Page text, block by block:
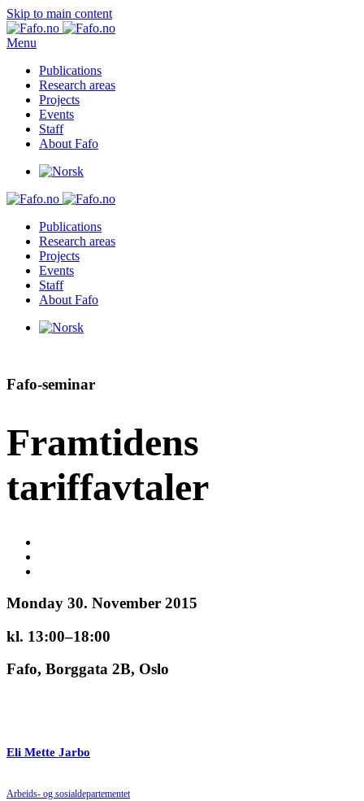
Skip to main content
Menu
Publications
Research areas
Projects
Events
Staff
About Fafo
Publications
Research areas
Projects
Events
Staff
About Fafo
Fafo-seminar
Framtidens
tariffavtaler
Monday 30. November 2015
kl. 13:00–18:00
Fafo, Borggata 2B, Oslo
Eli Mette Jarbo
Arbeids- og sosialdepartementet